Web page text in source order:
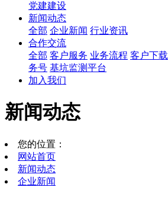
党建建设
新闻动态
全部 企业新闻 行业资讯
合作交流
全部 客户服务 业务流程 客户下载
务号 基坑监测平台
加入我们
新闻动态
您的位置：
网站首页
新闻动态
企业新闻